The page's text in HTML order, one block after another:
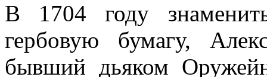
В 1704 году
гербовую бумагу,
бывший дьяком